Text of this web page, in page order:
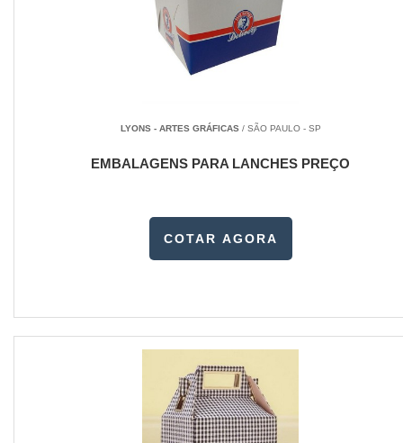
LYONS - ARTES GRÁFICAS/ SÃO PAULO - SP
EMBALAGENS PARA LANCHES PREÇO
COTAR AGORA